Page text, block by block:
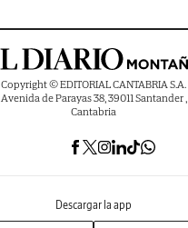
Copyright © EDITORIAL CANTABRIA S.A.
Avenida de Parayas 38, 39011 Santander ,
Cantabria
Descargar la app